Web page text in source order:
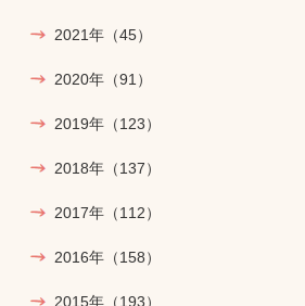
2021年 （45）
2020年 （91）
2019年 （123）
2018年 （137）
2017年 （112）
2016年 （158）
2015年 （193）